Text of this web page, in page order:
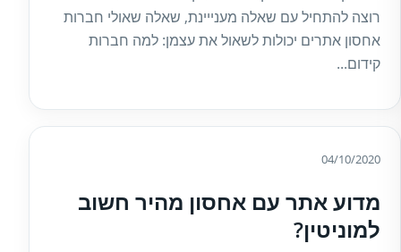
רוצה להתחיל עם שאלה מענייינת, שאלה שאולי חברות
אחסון אתרים יכולות לשאול את עצמן: למה חברות
קידום...
04/10/2020
מדוע אתר עם אחסון מהיר חשוב
למוניטין?